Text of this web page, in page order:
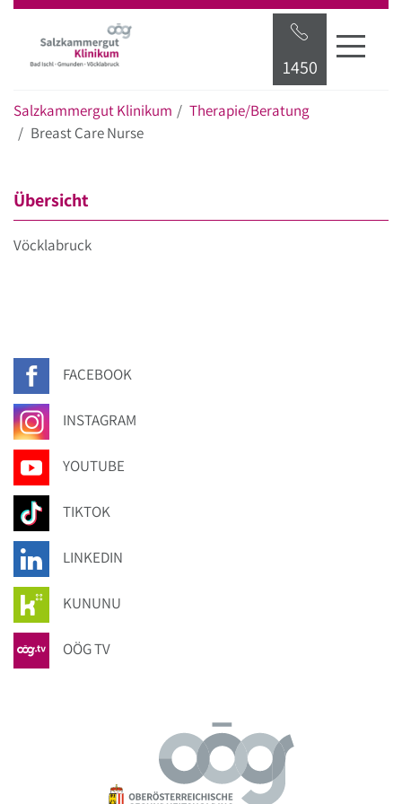
Hauptnavigation
1450
Salzkammergut Klinikum
Therapie/Beratung
Breast Care Nurse
Übersicht
Vöcklabruck
FACEBOOK
INSTAGRAM
YOUTUBE
TIKTOK
LINKEDIN
KUNUNU
OÖG TV